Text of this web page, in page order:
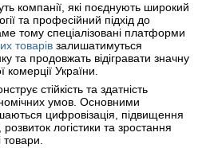
компанії, які поєднують широкий
та професійний підхід до
тому спеціалізовані платформи
товарів залишатимуться
та продовжать відігравати значну
комерції України.
стійкість та здатність
умов. Основними
цифровізація, підвищення
логістики та зростання
товари.